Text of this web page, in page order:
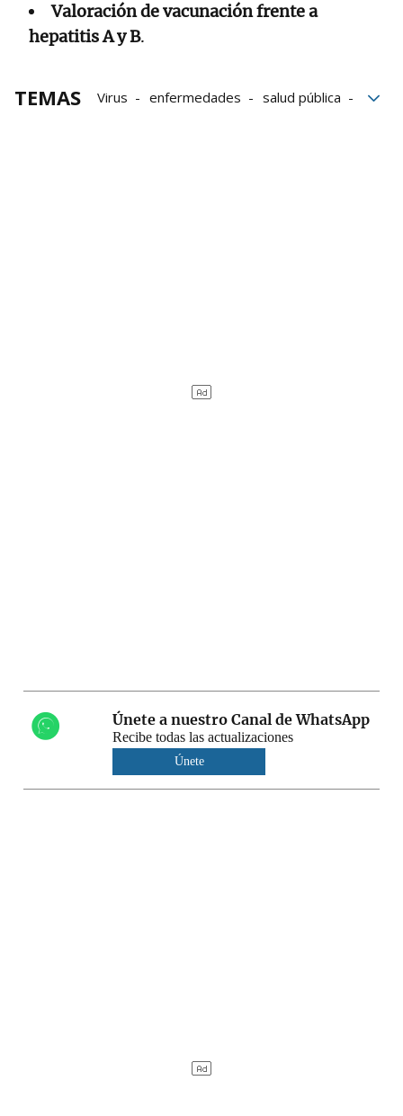
Valoración de vacunación frente a
hepatitis A y B.
TEMAS Virus enfermedades
salud pública
Únete a nuestro Canal de WhatsApp
Recibe todas las actualizaciones
Únete